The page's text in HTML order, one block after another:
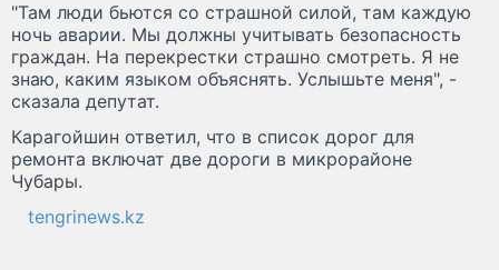
"Там люди бьются со страшной силой, там каждую
ночь аварии. Мы должны учитывать безопасность
граждан. На перекрестки страшно смотреть. Я не
знаю, каким языком объяснять. Услышьте меня", -
сказала депутат.
Карагойшин ответил, что в список дорог для
ремонта включат две дороги в микрорайоне
Чубары.
tengrinews.kz